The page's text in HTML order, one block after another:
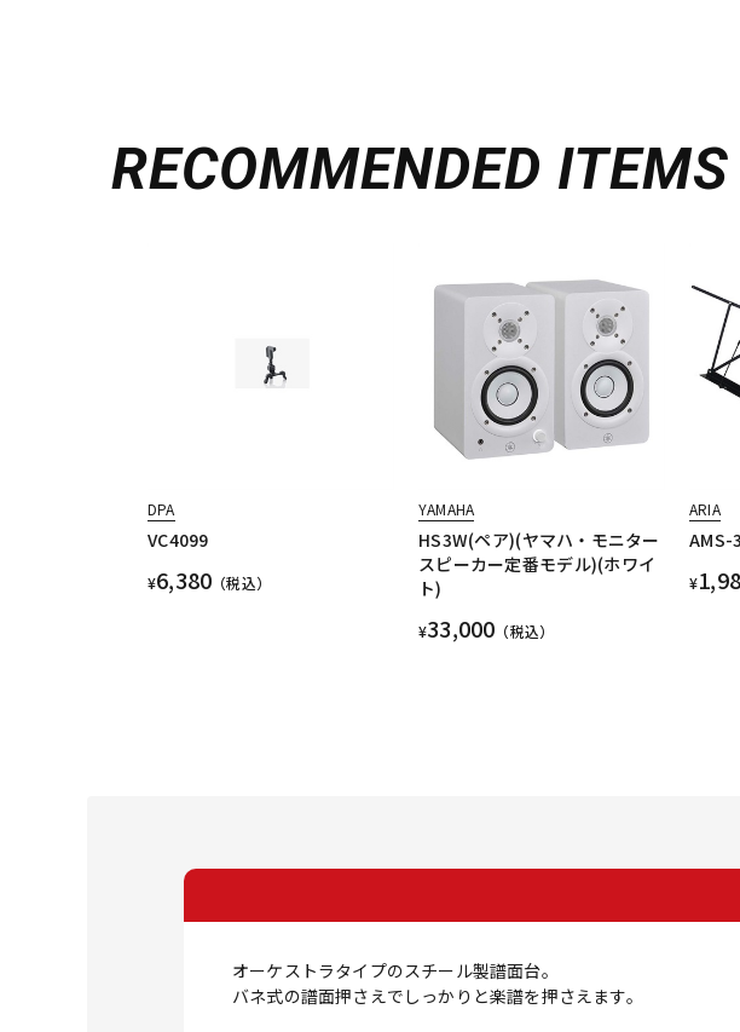
RECOMMENDED ITEMS
DPA
VC4099
¥6,380 （税込）
YAMAHA
HS3W(ペア)(ヤマハ・モニター
スピーカー定番モデル)(ホワイ
ト)
¥33,000 （税込）
ARIA
AMS-
¥
オーケストラタイプのスチール製譜面台。
バネ式の譜面押さえでしっかりと楽譜を押さえます。